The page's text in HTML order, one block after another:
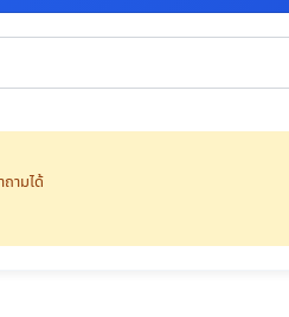
ามได้